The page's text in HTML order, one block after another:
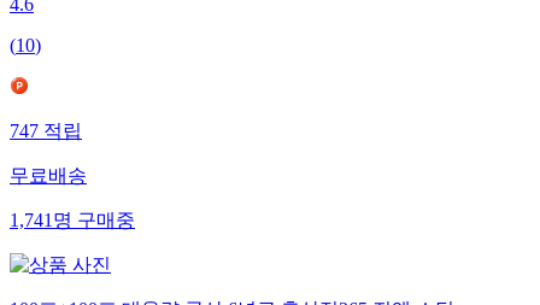
4.6
(10)
747적립
무료배송
1,741명구매중